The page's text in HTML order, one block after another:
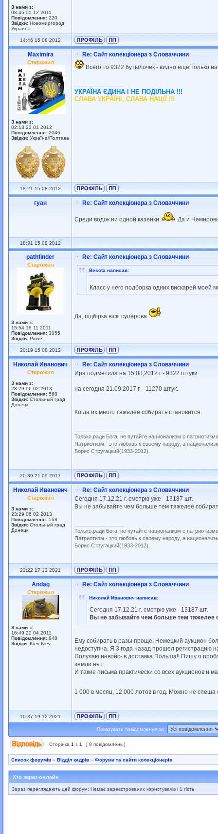
З нами з:
08:45 05 12 2011
Повідомлення: 220
Звідки: Новомиргород,
Украина
14:46 15 08 2012
MaximIra
Старожил
З нами з:
02:13 23 01 2012
Повідомлення: 2046
Звідки: Україна/Полтава
Re: Сайт колекціонера з Словаччини
Всего то 9322 бутылочек - видно еще только
УКРАЇНА ЄДИНА І НЕ ПОДІЛЬНА !!!
СЛАВА УКРАЇНІ, СЛАВА НАЦІЇ !!!
18:21 15 08 2012
гуан Re: Сайт колекціонера з Словаччини
Среди водок ни одной казенки Да и
18:31 15 08 2012
pathfinder
Старожил
З нами з:
15:54 16 11 2011
Повідомлення: 3055
Звідки: Рівне
Re: Сайт колекціонера з Словаччини
Besota написав:
Класс у него подборка одних вискарей моей
Да, підбірка віскі суперова
20:19 15 08 2012
Николай Иванович
Старожил
З нами з:
23:29 06 02 2013
Повідомлення: 568
Звідки: Стольный град
Донецк
Re: Сайт колекціонера з Словаччини
Ира подметила на 15,08,2012 г - 9322 штуки
на сегодня 21.09.2017 г. - 11270 штук.
Когда их много тяжелее собирать становится.
Только,ради Бога, не путайте национализм с
Патриотизм - это любовь к своему народу, а
Борис Стругацкий(1933-2012).
20:39 21 09 2017
Николай Иванович
Старожил
З нами з:
23:29 06 02 2013
Повідомлення: 568
Звідки: Стольный град
Донецк
Re: Сайт колекціонера з Словаччини
Сегодня 17.12.21 г. смотрю уже - 13187 шт.
Вы не забывайте чем больше тем тяжелее
Только,ради Бога, не путайте национализм с
Патриотизм - это любовь к своему народу, а
Борис Стругацкий(1933-2012).
22:22 17 12 2021
Andag
Старожил
З нами з:
16:49 22 04 2011
Повідомлення: 848
Звідки: Kiev Kiev
Re: Сайт колекціонера з Словаччини
Николай Иванович написав:
Сегодня 17.12.21 г. смотрю уже - 13187 шт.
Вы не забывайте чем больше тем тяжелее
Ему собирать в разы проще! Немецкий аукцион
недоступна. Я 3 года назад прошел регистрацию
Получаю инвойс- в доставка Польша!! Пишу о
земли нет.
И такие письма практически со всех аукционов и
1 000 в месяц, 12 000 лотов в год. Можно не
10:37 19 12 2021
Показувати повідомлення за:
Сторінка 1 з 1 [ 9 повідомлень ]
Список форумів » Відділ кадрів » Форуми та сайти колекціонерів
Хто зараз онлайн
Зараз переглядають цей форум: Немає зареєстрованих користувачів і 1 гість